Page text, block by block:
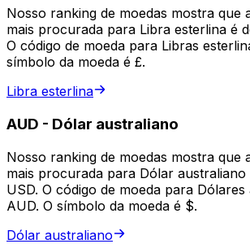
Nosso ranking de moedas mostra que
mais procurada para Libra esterlina é
O código de moeda para Libras
símbolo da moeda é £.
Libra esterlina
AUD - Dólar australiano
Nosso ranking de moedas mostra que
mais procurada para Dólar
USD. O código de moeda para
AUD. O símbolo da moeda é $.
Dólar australiano